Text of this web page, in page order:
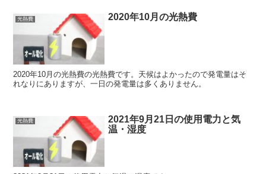
光熱費 2020年10月の光熱費
2020年10月の光熱費の光熱費です。天候はよかったので発電量はそ
れなりにありますが、一日の発電量は多くありません。
光熱費
2021年9月21日の使用電力と気
温・湿度